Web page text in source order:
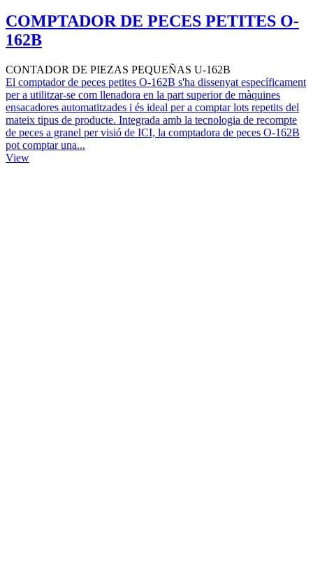
COMPTADOR DE PECES PETITES O-
162B
CONTADOR DE PIEZAS PEQUEÑAS U-162B
El comptador de peces petites O-162B s'ha dissenyat específicament
per a utilitzar-se com llenadora en la part superior de màquines
ensacadores automatitzades i és ideal per a comptar lots repetits del
mateix tipus de producte. Integrada amb la tecnologia de recompte
de peces a granel per visió de ICI, la comptadora de peces O-162B
pot comptar una...
View